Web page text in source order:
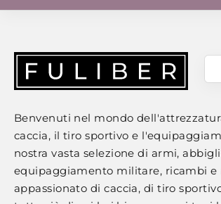
Benvenuti nel mondo
caccia, il tiro sportivo e
nostra vasta selezione di armi,
equipaggiamento militare, ricambi e
appassionato di caccia, di tiro